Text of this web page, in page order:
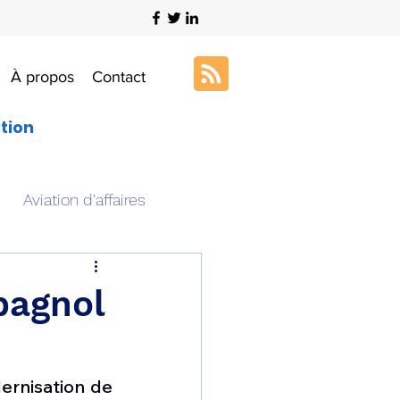
À propos Contact
Aviation d'affaires
Art & Aviation
de